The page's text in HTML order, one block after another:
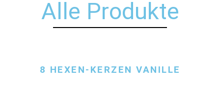
Alle Produkte
8 HEXEN-KERZEN VANILLE